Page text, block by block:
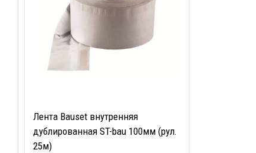
Лента Bauset внутренняя
дублированная ST-bau 100мм (рул.
25м)